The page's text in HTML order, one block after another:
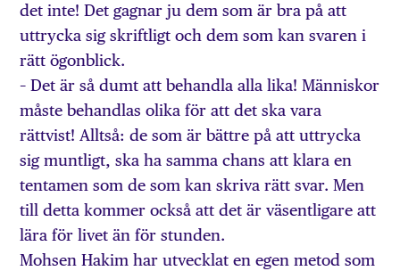
det inte! Det gagnar ju dem som är bra på att
uttrycka sig skriftligt och dem som kan svaren i
rätt ögonblick.
– Det är så dumt att behandla alla lika! Människor
måste behandlas olika för att det ska vara
rättvist! Alltså: de som är bättre på att uttrycka
sig muntligt, ska ha samma chans att klara en
tentamen som de som kan skriva rätt svar. Men
till detta kommer också att det är väsentligare att
lära för livet än för stunden.
Mohsen Hakim har utvecklat en egen metod som